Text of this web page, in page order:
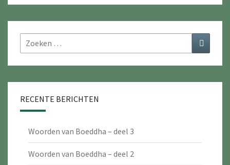
Zoeken
naar:
RECENTE BERICHTEN
Woorden van Boeddha – deel 3
Woorden van Boeddha – deel 2